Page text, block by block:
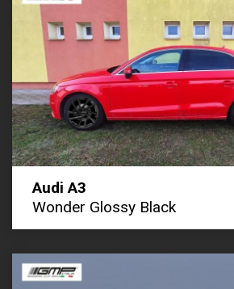
Audi A3
Wonder Glossy Black